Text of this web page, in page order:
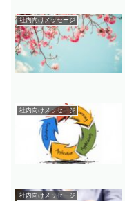
社内向けメッセージ
社内向けメッセージ
社内向けメッセージ